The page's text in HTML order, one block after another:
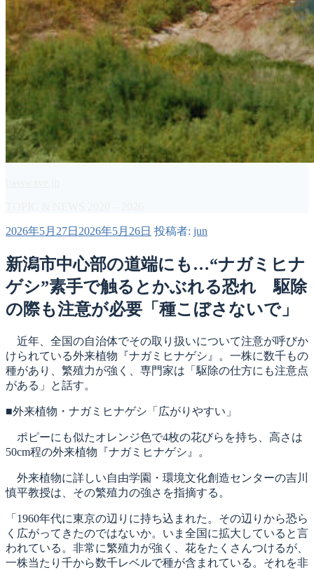
投
日:
2026年5月27日 2026年5月26日 投稿者: jun
新潟市中心部の道端にも…“ナガミヒナ
ゲシ”素手で触るとかぶれる恐れ 駆除
の際も注意が必要「種こぼさないで」
近年、全国の自治体でその取り扱いについて注意が呼びか
けられている外来植物『ナガミヒナゲシ』。一株に数千もの
種があり、繁殖力が強く、専門家は「駆除の仕方にも注意点
がある」と話す。
■外来植物・ナガミヒナゲシ「広がりやすい」
ポピーにも似たオレンジ色で4枚の花びらを持ち、高さは
50cm程の外来植物『ナガミヒナゲシ』。
外来植物に詳しい自由学園・環境文化創造センターの吉川
慎平教授は、その繁殖力の強さを指摘する。
「1960年代に東京の辺りに持ち込まれた。その辺りから恐ら
く広がってきたのではないか。いま全国に拡大していると言
われている。非常に繁殖力が強く、花をたくさんつけるが、
一株当たり千から数千レベルで種が含まれている。それを非